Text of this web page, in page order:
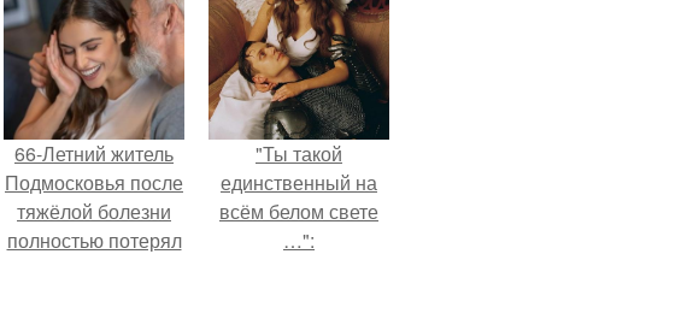
откровенном
купальнике.
66-Летний житель
Подмосковья после
тяжёлой болезни
полностью потерял
"Ты такой
единственный на
всём белом свете
…":